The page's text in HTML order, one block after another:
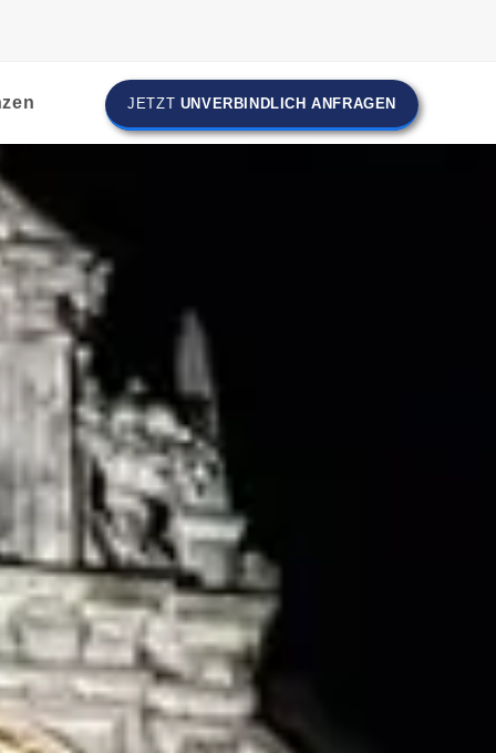
JETZT UNVERBINDLICH ANFRAGEN